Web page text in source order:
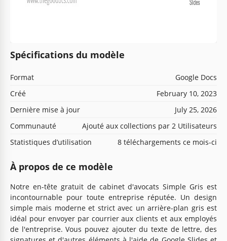
Spécifications du modèle
Format
Google Docs
Créé
February 10, 2023
Dernière mise à jour
July 25, 2026
Communauté
Ajouté aux collections par 2 Utilisateurs
Statistiques d’utilisation
8 téléchargements ce mois-ci
À propos de ce modèle
Notre en-tête gratuit de cabinet d'avocats Simple Gris est
incontournable pour toute entreprise réputée. Un design
simple mais moderne et strict avec un arrière-plan gris est
idéal pour envoyer par courrier aux clients et aux employés
de l'entreprise. Vous pouvez ajouter du texte de lettre, des